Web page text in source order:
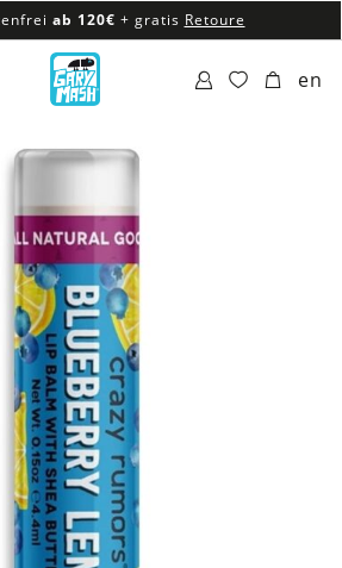
ab 120€ + gratis Retoure
& fair produziertes Sortiment
ab 120€
en